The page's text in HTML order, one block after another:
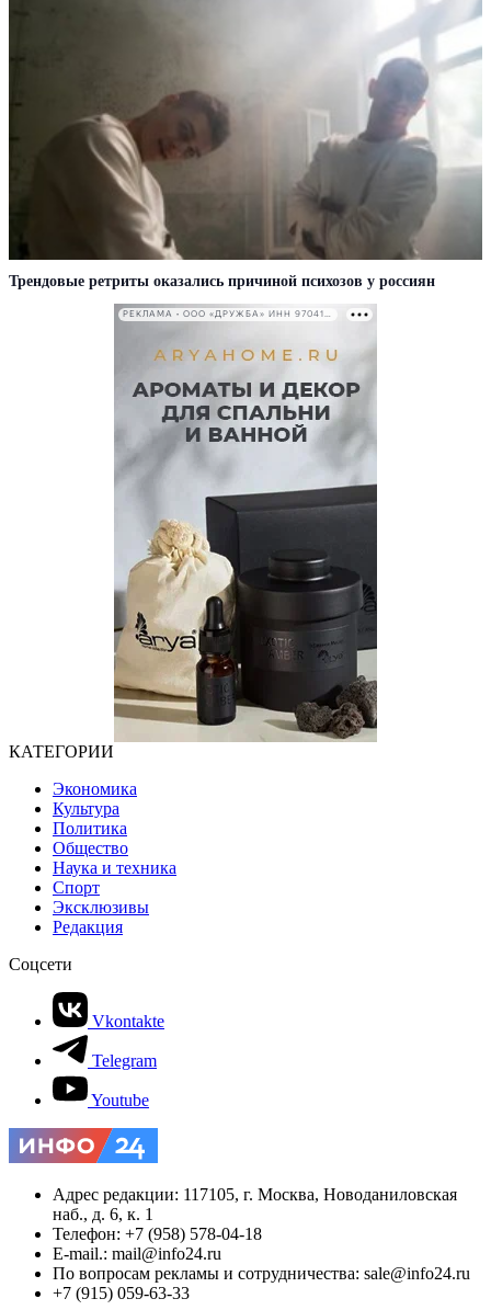
Трендовые ретриты оказались причиной психозов у россиян
РЕКЛАМА • ООО «ДРУЖБА» ИНН 9704146411
КАТЕГОРИИ
Экономика
Культура
Политика
Общество
Наука и техника
Спорт
Эксклюзивы
Редакция
Соцсети
Vkontakte
Telegram
Youtube
Адрес редакции: 117105, г. Москва, Новоданиловская
наб., д. 6, к. 1
Телефон: +7 (958) 578-04-18
E-mail.: mail@info24.ru
По вопросам рекламы и сотрудничества: sale@info24.ru
+7 (915) 059-63-33